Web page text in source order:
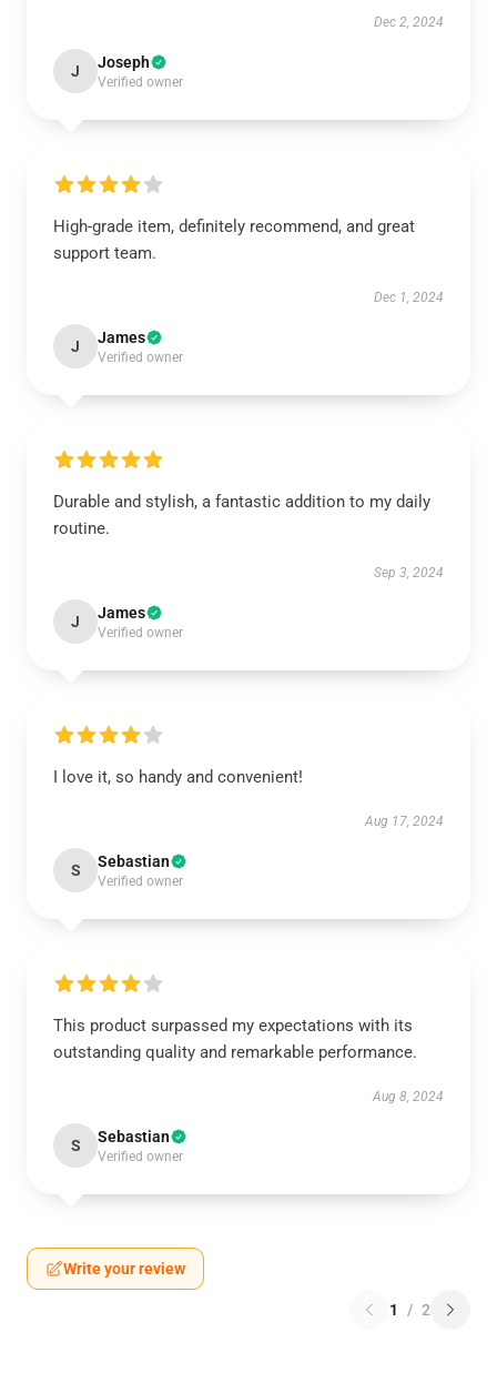
Dec 2, 2024
J Joseph
Verified owner
High-grade item, definitely recommend, and great
support team.
Dec 1, 2024
J James
Verified owner
Durable and stylish, a fantastic addition to my daily
routine.
Sep 3, 2024
J James
Verified owner
I love it, so handy and convenient!
Aug 17, 2024
S Sebastian
Verified owner
This product surpassed my expectations with its
outstanding quality and remarkable performance.
Aug 8, 2024
S Sebastian
Verified owner
Write your review
1 / 2